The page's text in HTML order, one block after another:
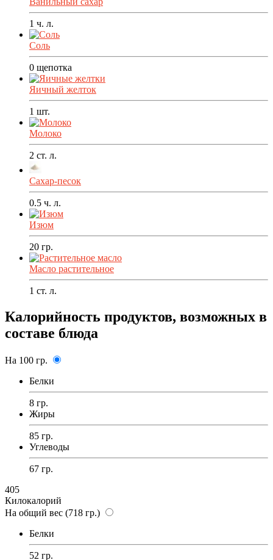
1 ч. л.
Соль
0 щепотка
Яичный желток
1 шт.
Молоко
2 ст. л.
Сахар-песок
0.5 ч. л.
Изюм
20 гр.
Масло растительное
1 ст. л.
Калорийность продуктов, возможных в
составе блюда
На 100 гр.
Белки
8 гр.
Жиры
85 гр.
Углеводы
67 гр.
405
Килокалорий
На общий вес (718 гр.)
Белки
52 гр.